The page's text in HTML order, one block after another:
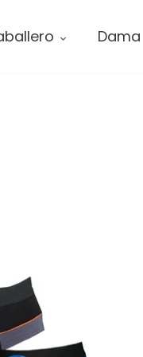
Dama